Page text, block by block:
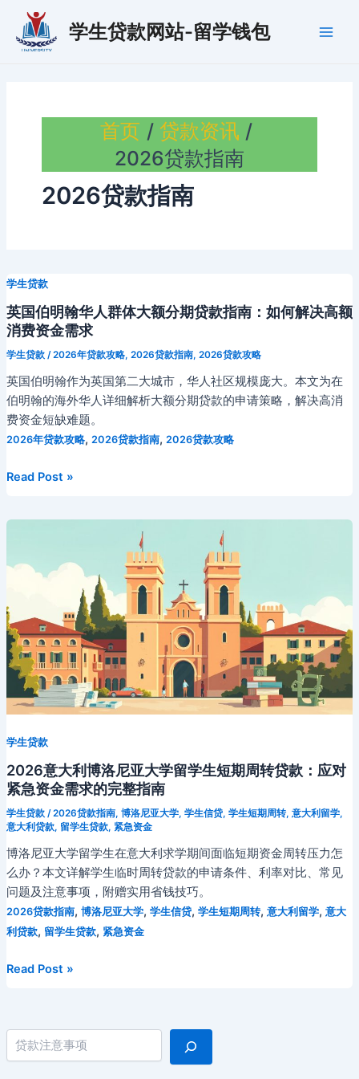
学生贷款网站-留学钱包
搜索
首页
贷款资讯
2026贷款指南
2026贷款指南
学生贷款
英国伯明翰华人群体大额分期贷款指南：如何解决高额
消费资金需求
学生贷款/2026年贷款攻略, 2026贷款指南, 2026贷款攻略
英国伯明翰作为英国第二大城市，华人社区规模庞大。本文为在
伯明翰的海外华人详细解析大额分期贷款的申请策略，解决高消
费资金短缺难题。
2026年贷款攻略, 2026贷款指南, 2026贷款攻略
英
华
群
体
大
额
期
款
指
南：
何
决
高
额
消
费
金
Read Post »
学生贷款
2026意大利博洛尼亚大学留学生短期周转贷款：应对
紧急资金需求的完整指南
学生贷款/2026贷款指南, 博洛尼亚大学, 学生信贷, 学生短期周转, 意大利留学,
意大利贷款, 留学生贷款, 紧急资金
博洛尼亚大学留学生在意大利求学期间面临短期资金周转压力怎
么办？本文详解学生临时周转贷款的申请条件、利率对比、常见
问题及注意事项，附赠实用省钱技巧。
2026贷款指南, 博洛尼亚大学, 学生信贷, 学生短期周转, 意大利留学, 意大
利贷款, 留学生贷款, 紧急资金
2026
利
博
洛
Read Post »